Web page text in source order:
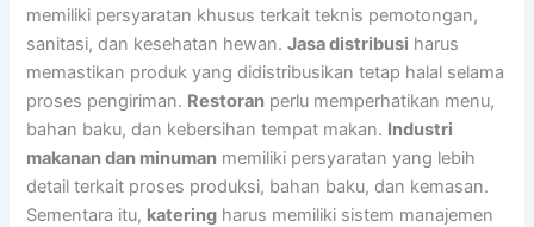
memiliki persyaratan khusus terkait teknis pemotongan,
sanitasi, dan kesehatan hewan.Jasa distribusi harus
memastikan produk yang didistribusikan tetap halal selama
proses pengiriman. Restoran perlu memperhatikan menu,
bahan baku, dan kebersihan tempat makan. Industri
makanan dan minuman memiliki persyaratan yang lebih
detail terkait proses produksi, bahan baku, dan kemasan.
Sementara itu, katering harus memiliki sistem manajemen